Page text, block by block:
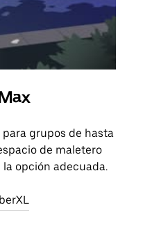
grupos de hasta
de maletero
la opción adecuada.